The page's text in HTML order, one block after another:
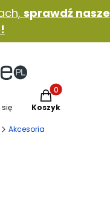
sprawdź nasze
Produkty w
Koszyk
Akcesoria